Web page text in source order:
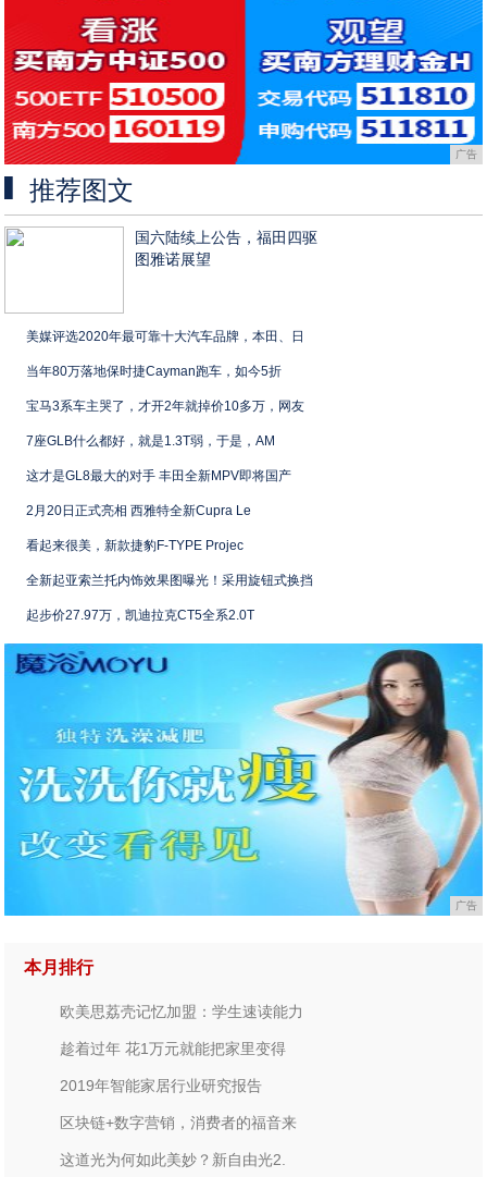
广告
推荐图文
国六陆续上公告，福田四驱
图雅诺展望
美媒评选2020年最可靠十大汽车品牌，本田、日
当年80万落地保时捷Cayman跑车，如今5折
宝马3系车主哭了，才开2年就掉价10多万，网友
7座GLB什么都好，就是1.3T弱，于是，AM
这才是GL8最大的对手 丰田全新MPV即将国产
2月20日正式亮相 西雅特全新Cupra Le
看起来很美，新款捷豹F-TYPE Projec
全新起亚索兰托内饰效果图曝光！采用旋钮式换挡
起步价27.97万，凯迪拉克CT5全系2.0T
广告
本月排行
欧美思荔壳记忆加盟：学生速读能力
趁着过年 花1万元就能把家里变得
2019年智能家居行业研究报告
区块链+数字营销，消费者的福音来
这道光为何如此美妙？新自由光2.